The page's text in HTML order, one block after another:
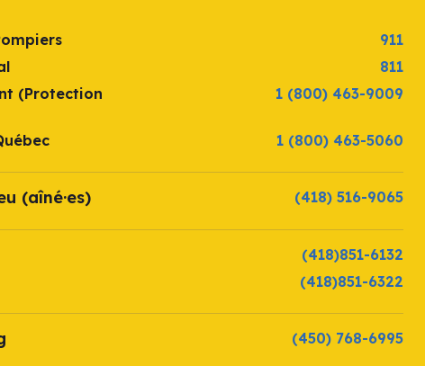
911
811
(Protection
1 (800) 463-9009
1 (800) 463-5060
(aîné·es) (418) 516-9065
(418)851-6132
(418)851-6322
(450) 768-6995